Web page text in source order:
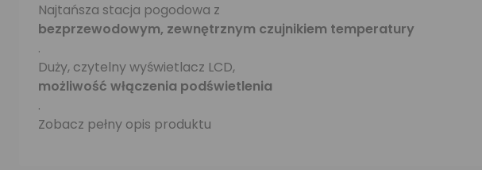
Najtańsza stacja pogodowa z
bezprzewodowym, zewnętrznym czujnikiem temperatury
.
Duży, czytelny wyświetlacz LCD,
możliwość włączenia podświetlenia
.
Zobacz pełny opis produktu